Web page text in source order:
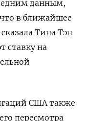
данным,
в ближайшее
Тина Тэн
ставку на
США также
пересмотра